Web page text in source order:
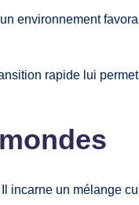
environnement
rapide lui
incarne un mélange